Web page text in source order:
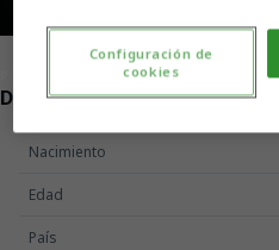
DELANTERO
Nacimiento
Edad
País
Configuración de
cookies